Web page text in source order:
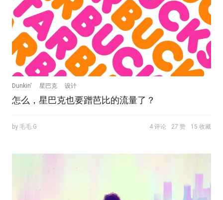
Dunkin' 星巴克 设计
怎么，星巴克也要蹭芭比的流量了？
by 毛毛.G 4 评论 27 赞 15 收藏